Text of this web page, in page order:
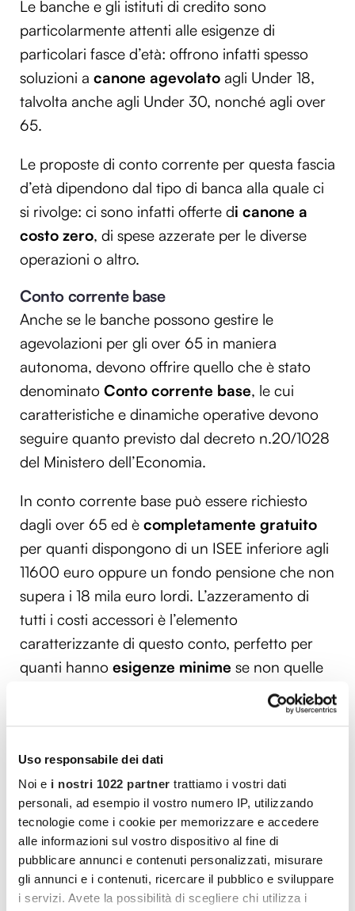
Uso responsabile dei dati
Noi e i nostri 1022 partner trattiamo i vostri dati
personali, ad esempio il vostro numero IP, utilizzando
tecnologie come i cookie per memorizzare e accedere
alle informazioni sul vostro dispositivo al fine di
pubblicare annunci e contenuti personalizzati, misurare
gli annunci e i contenuti, ricercare il pubblico e sviluppare
i servizi. Avete la possibilità di scegliere chi utilizza i
Le banche e gli istituti di credito sono
particolarmente attenti alle esigenze di
particolari fasce d’età: offrono infatti spesso
soluzioni a canone agevolato agli Under 18,
talvolta anche agli Under 30, nonché agli over
65.
Le proposte di conto corrente per questa fascia
d’età dipendono dal tipo di banca alla quale ci
si rivolge: ci sono infatti offerte di canone a
costo zero, di spese azzerate per le diverse
operazioni o altro.
Conto corrente base
Anche se le banche possono gestire le
agevolazioni per gli over 65 in maniera
autonoma, devono offrire quello che è stato
denominato Conto corrente base, le cui
caratteristiche e dinamiche operative devono
seguire quanto previsto dal decreto n.20/1028
del Ministero dell’Economia.
In conto corrente base può essere richiesto
dagli over 65 ed è completamente gratuito
per quanti dispongono di un ISEE inferiore agli
11600 euro oppure un fondo pensione che non
supera i 18 mila euro lordi. L’azzeramento di
tutti i costi accessori è l’elemento
caratterizzante di questo conto, perfetto per
quanti hanno esigenze minime se non quelle
di effettuare pagamenti di utenze e canoni
Esenzione TARI
La Tassa sui Rifiuti(TARI) in Italia è obbligatoria
e permette di finanziare i costi relativi alla
raccolta e allo smaltimento della spazzatura.
Ogni nucleo famigliare o possessore di
immobile deve pagare la TARI, secondo quanto